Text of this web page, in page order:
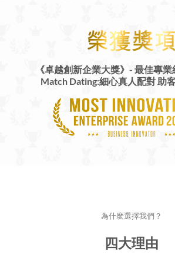
《卓越創新企業大獎》- 最佳專業
Match Dating:細心真人配對 助
為什麼選擇我們？
四大理由